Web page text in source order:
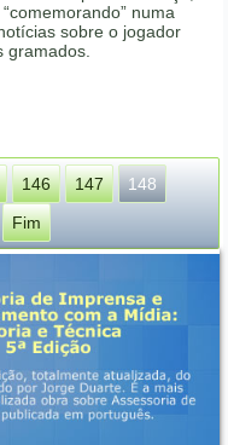
numa
sobre o jogador
gramados.
146 147
148
Fim